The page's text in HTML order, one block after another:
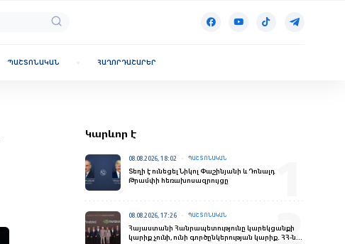
ՊԱՇՏՈՆԱԿԱՆ ՀԱՂՈՐԴԱՇԱՐԵՐ
Կարևոր է
08.08.2026, 18:02 ՊԱՇՏՈՆԱԿԱՆ
Տեղի է ունեցել Նիկոլ Փաշինյանի և Դոնալդ
Թրամփի հեռախոսազրույցը
08.08.2026, 17:26 ՊԱՇՏՈՆԱԿԱՆ
Հայաստանի Հանրապետությունը կարեկցանքի
կարիք չունի, ունի գործընկերության կարիք․ ՀՀ-ն